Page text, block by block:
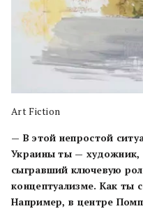
Art Fiction
— В этой непростой
Украины ты — художник,
сыгравший ключевую
концептуализме. Как ты
Например, в центре